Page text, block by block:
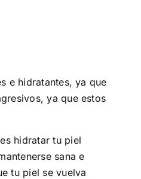
e hidratantes, ya que
ya que estos
hidratar tu piel
sana e
tu piel se vuelva